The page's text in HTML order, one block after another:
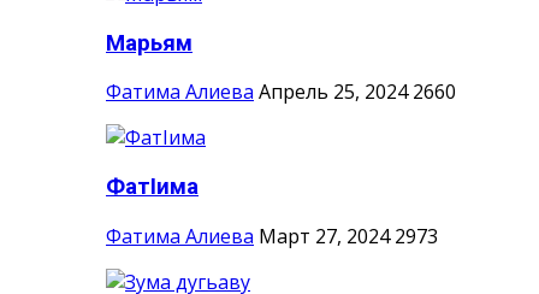
Марьям
Фатима Алиева Апрель 25, 2024 2660
ФатIима
Фатима Алиева Март 27, 2024 2973